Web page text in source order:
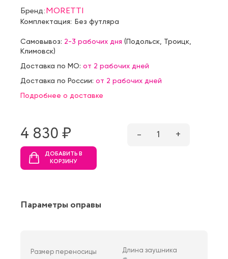
Бренд:MORETTI
Комплектация: Без футляра
Самовывоз: 2-3 рабочих дня (Подольск Троицк
Климовск)
Доставка по МО: от 2 рабочих дней
Доставка по России: от 2 рабочих дней
Подробнее о доставке
4 830 ₷ – 1 +
ДОБАВИТЬ В
КОРЗИНУ
Параметры оправы
Размер переносицы Длина заушника